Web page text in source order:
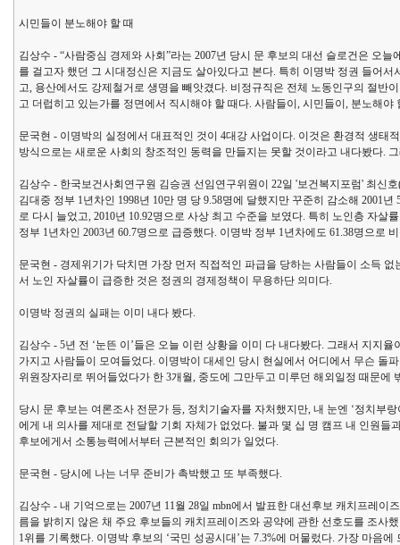
시민들이 분노해야 할 때
김상수 - “사람중심 경제와 사회”라는 2007년 당시 문 후보의 대선 슬로건은 오
를 걸고자 했던 그 시대정신은 지금도 살아있다고 본다. 특히 이명박 정권 들어
고, 용산에서도 강제철거로 생명을 빼앗겼다. 비정규직은 전체 노동인구의 절반
고 더럽히고 있는가를 정면에서 직시해야 할 때다. 사람들이, 시민들이, 분노해
문국현 - 이명박의 실정에서 대표적인 것이 4대강 사업이다. 이것은 환경적 생
방식으로는 새로운 사회의 창조적인 동력을 만들지는 못할 것이라고 내다봤다.
김상수 - 한국보건사회연구원 김승권 선임연구위원이 22일 '보건복지포럼' 최신
김대중 정부 1년차인 1998년 10만 명 당 9.58명에 달했지만 꾸준히 감소해 2001
로 다시 늘었고, 2010년 10.92명으로 사상 최고 수준을 보였다. 특히 노인층 자
정부 1년차인 2003년 60.7명으로 급증했다. 이명박 정부 1년차에도 61.38명으로
문국현 - 경제위기가 닥치면 가장 먼저 직접적인 파급을 당하는 사람들이 소득
서 노인 자살률이 급증한 것은 정권의 경제정책이 무용하단 의미다.
이명박 정권의 실패는 이미 내다 봤다.
김상수 - 5년 전 ‘눈뜬 이’들은 오늘 이런 상황을 이미 다 내다봤다. 그래서 지지
가지고 사람들이 모여들었다. 이명박이 대세인 당시 현실에서 어디에서 무슨 돌
위원장자리로 뛰어들었다가 한 3개월, 중도에 그만두고 미루던 해외일정 때문에
당시 문 후보는 여론조사 전문가 등, 정치기술자를 자처했지만, 내 눈엔 ‘정치부
에게 내 의사를 제대로 전달할 기회 자체가 없었다. 불과 몇 십 명 캠프 내 인원
후보에게서 소통능력에서부터 근본적인 회의가 일었다.
문국현 - 당시에 나는 너무 준비가 촉박했고 또 부족했다.
김상수 - 내 기억으로는 2007년 11월 28일 mbn에서 발표한 대선후보 캐치프레
름을 밝히지 않은 채 주요 후보들의 캐치프레이즈와 공약에 관한 선호도를 조사
1위를 기록했다. 이명박 후보의 ‘국민 성공시대’는 7.3%에 머물렀다. 가장 마음